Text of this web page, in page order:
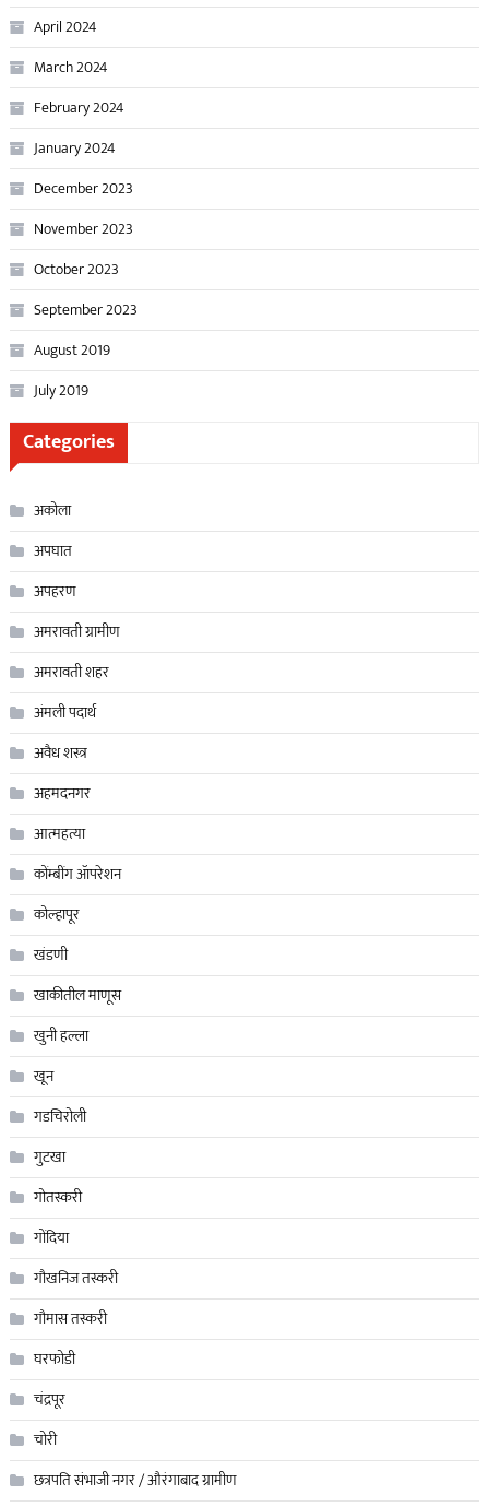
April 2024
March 2024
February 2024
January 2024
December 2023
November 2023
October 2023
September 2023
August 2019
July 2019
Categories
अकोला
अपघात
अपहरण
अमरावती ग्रामीण
अमरावती शहर
अंमली पदार्थ
अवैध शस्त्र
अहमदनगर
आत्महत्या
कोंम्बींग ॲापरेशन
कोल्हापूर
खंडणी
खाकीतील माणूस
खुनी हल्ला
खून
गडचिरोली
गुटखा
गोतस्करी
गोंदिया
गौखनिज तस्करी
गौमास तस्करी
घरफोडी
चंद्रपूर
चोरी
छत्रपति संभाजी नगर / औरंगाबाद ग्रामीण